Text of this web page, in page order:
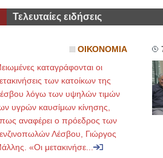
Τελευταίες ειδήσεις
ΟΙΚΟΝΟΜΙΑ
καταγράφονται οι
των κατοίκων της
λόγω των υψηλών τιμών
υγρών καυσίμων κίνησης,
αναφέρει ο πρόεδρος των
Λέσβου, Γιώργος
«Οι μετακινήσε...